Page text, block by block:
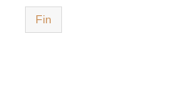
Fin